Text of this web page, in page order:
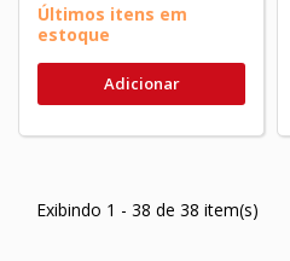
Últimos itens em
estoque
Adicionar
Exibindo 1 - 38 de 38 item(s)